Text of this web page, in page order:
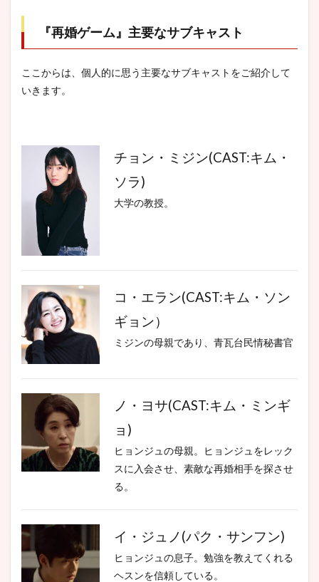
『再婚ゲーム』主要なサブキャスト
ここからは、個人的に思う主要なサブキャストをご紹介して
いきます。
チョン・ミジン(CAST:キム・
ソラ)
大学の教授。
コ・エラン(CAST:キム・ソン
ギョン）
ミジンの母親であり、青瓦台民情秘書官
ノ・ヨサ(CAST:キム・ミンギ
ョ)
ヒョンジュの母親。ヒョンジュをレック
スに入会させ、素敵な再婚相手を探させ
る。
イ・ジュノ(パク・サンフン)
ヒョンジュの息子。勉強を教えてくれる
ヘスンを信頼している。